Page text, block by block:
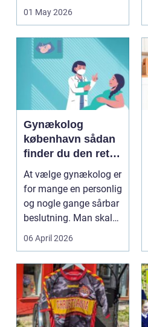
køkkenhaver og større
landbrugspro...
01 May 2026
Gynækolog
københavn sådan
finder du den rette
specialist
At vælge gynækolog er
for mange en personlig
og nogle gange sårbar
beslutning. Man skal
både føle si...
06 April 2026